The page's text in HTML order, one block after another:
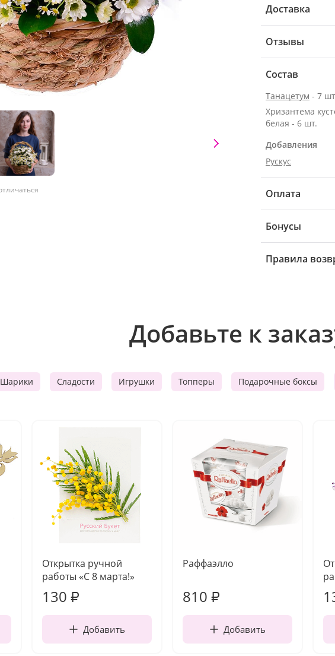
Доставка
Отзывы
Состав
Танацетум - 7
Хризантема
белая - 6 шт.
Добавления
Рускус
Оплата
Бонусы
Правила
Добавьте к
Шарики Сладости Игрушки Топперы Подарочные боксы
Открытка ручной
работы «С 8 марта!»
130 ₽
Добавить
Раффаэлло
810 ₽
Добавить